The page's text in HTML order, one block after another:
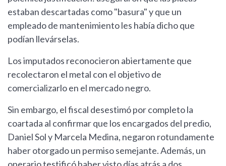
estaban descartadas como "basura" y que un
empleado de mantenimiento les había dicho que
podían llevárselas.
Los imputados reconocieron abiertamente que
recolectaron el metal con el objetivo de
comercializarlo en el mercado negro.
Sin embargo, el fiscal desestimó por completo la
coartada al confirmar que los encargados del predio,
Daniel Sol y Marcela Medina, negaron rotundamente
haber otorgado un permiso semejante. Además, un